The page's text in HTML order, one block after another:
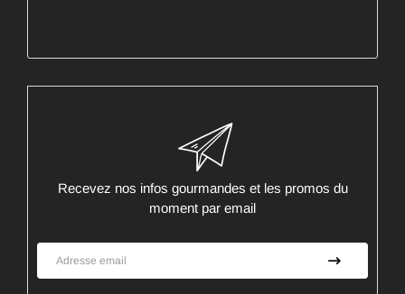
Recevez nos infos gourmandes et les promos du
moment par email